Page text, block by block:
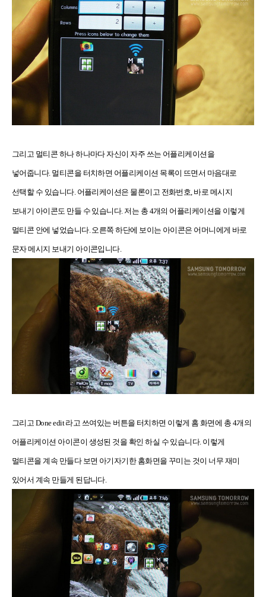
그리고 멀티콘 하나 하나마다 자신이 자주 쓰는 어플리케이션을
넣어줍니다. 멀티콘을 터치하면 어플리케이션 목록이 뜨면서 마음대로
선택할 수 있습니다. 어플리케이션은 물론이고 전화번호, 바로 메시지
보내기 아이콘도 만들 수 있습니다. 저는 총 4개의 어플리케이션을 이렇게
멀티콘 안에 넣었습니다. 오른쪽 하단에 보이는 아이콘은 어머니에게 바로
문자 메시지 보내기 아이콘입니다.
그리고 Done edit 라고 쓰여있는 버튼을 터치하면 이렇게 홈 화면에 총 4개의
어플리케이션 아이콘이 생성된 것을 확인 하실 수 있습니다. 이렇게
멀티콘을 계속 만들다 보면 아기자기한 홈화면을 꾸미는 것이 너무 재미
있어서 계속 만들게 된답니다.